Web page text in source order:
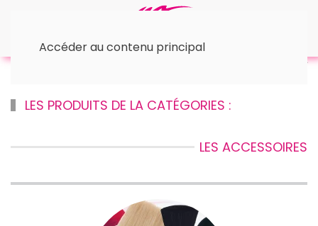
Accéder au contenu principal
LES PRODUITS DE LA CATÉGORIES :
LES ACCESSOIRES